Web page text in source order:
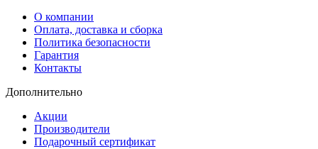
О компании
Оплата, доставка и сборка
Политика безопасности
Гарантия
Контакты
Дополнительно
Акции
Производители
Подарочный сертификат